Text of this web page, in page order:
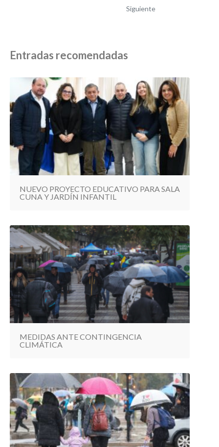
Siguiente
Entradas recomendadas
NUEVO PROYECTO EDUCATIVO PARA SALA
CUNA Y JARDÍN INFANTIL
MEDIDAS ANTE CONTINGENCIA
CLIMÁTICA